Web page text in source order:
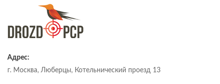
Адрес:
г. Москва, Люберцы, Котельнический проезд 13